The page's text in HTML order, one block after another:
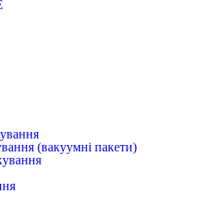
(вакуумні пакети)